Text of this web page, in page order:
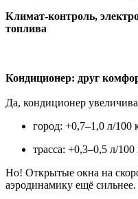
Климат-контроль,
топлива
Кондиционер: друг
Да, кондиционер
город: +0,7–1,0 л/100
трасса: +0,3–0,5 л/100
Но! Открытые окна на
аэродинамику ещё